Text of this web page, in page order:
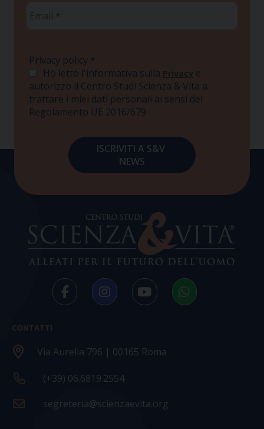
Privacy policy *
Ho letto l'informativa sulla Privacy e
autorizzo il Centro Studi Scienza & Vita a
trattare i miei dati personali ai sensi del
Regolamento UE 2016/679
CONTATTI
Via Aurelia 796 | 00165 Roma
(+39) 06.6819.2554
segreteria@scienzaevita.org